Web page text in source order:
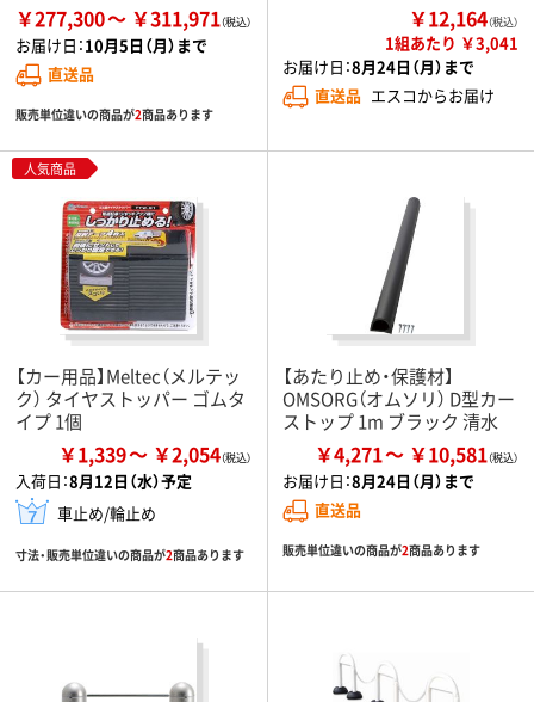
￥277,300 ￥311,971
お届け日：10月5日（月）まで
直送品
販売単位違いの商品が2商品あります
￥12,164（税込）
1組あたり ￥3,041
お届け日：8月24日（月）まで
直送品 エスコからお届け
人気商品
【カー用品】Meltec（メルテッ
ク） タイヤストッパー ゴムタ
イプ 1個
￥1,339 ￥2,054
入荷日：8月12日（水）予定
車止め/輪止め
寸法・販売単位違いの商品が2商品あります
【あたり止め・保護材】
OMSORG（オムソリ） D型カー
ストップ 1m ブラック 清水
￥4,271 ￥10,581
お届け日：8月24日（月）まで
直送品
販売単位違いの商品が2商品あります